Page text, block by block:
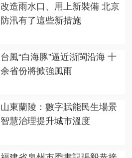
改造雨水口、用上新裝備 北京
防汛有了這些新措施
台風“白海豚”逼近浙閩沿海 十
余省份將掀強風雨
山東蘭陵：數字賦能民生場景
智慧治理提升城市溫度